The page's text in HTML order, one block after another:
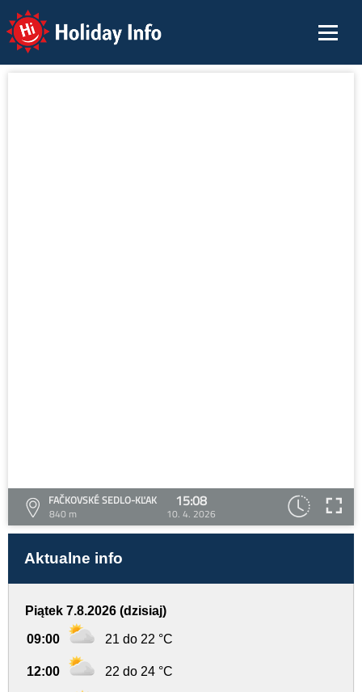
Holiday Info
FAČKOVSKÉ SEDLO-KĽAK
840 m
15:08
10. 4. 2026
Aktualne info
Piątek 7.8.2026 (dzisiaj)
09:00 21 do 22 °C
12:00 22 do 24 °C